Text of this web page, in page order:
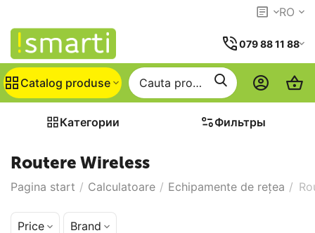
RO
079 88 11 88
Catalog produse
Категории Фильтры
Routere Wireless
Pagina start / Calculatoare / Echipamente de rețea /
Price Brand